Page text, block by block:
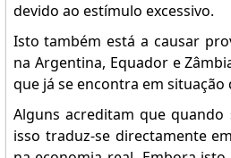
devido ao estímulo excessivo.
Isto também está a causar
na Argentina, Equador e
que já se encontra em
Alguns acreditam que
isso traduz-se directamente